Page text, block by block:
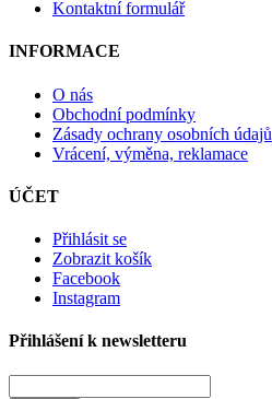
Kontaktní formulář
INFORMACE
O nás
Obchodní podmínky
Zásady ochrany osobních údajů
Vrácení, výměna, reklamace
ÚČET
Přihlásit se
Zobrazit košík
Facebook
Instagram
Přihlášení k newsletteru